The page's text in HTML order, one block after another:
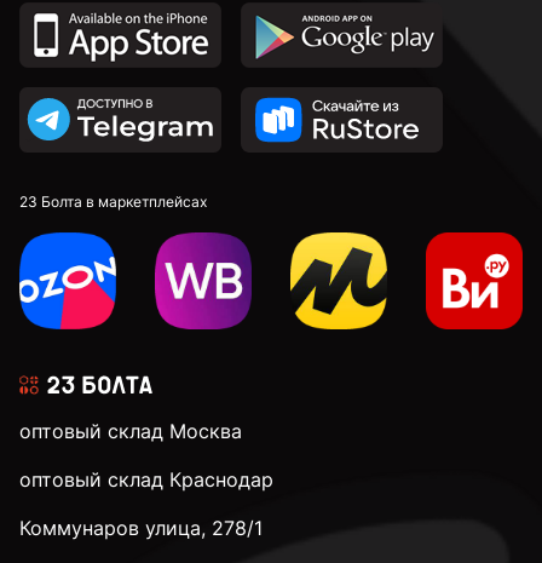
23 Болта в маркетплейсах
оптовый склад Москва
оптовый склад Краснодар
Коммунаров улица, 278/1